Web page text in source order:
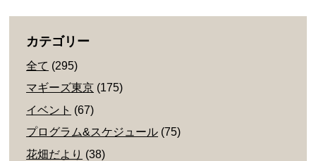
カテゴリー
全て (295)
マギーズ東京 (175)
イベント (67)
プログラム&スケジュール (75)
花畑だより (38)